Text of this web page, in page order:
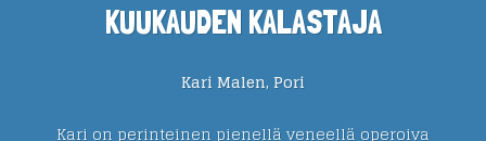
KUUKAUDEN KALASTAJA
Kari Malen, Pori
Kari on perinteinen pienellä veneellä operoiva